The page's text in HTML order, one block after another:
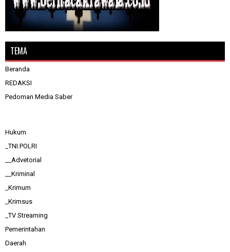
TEMA
Beranda
REDAKSI
Pedoman Media Saber
Hukum
_TNI.POLRI
__Advetorial
__Kriminal
_Krimum
_Krimsus
_TV Streaming
Pemerintahan
Daerah